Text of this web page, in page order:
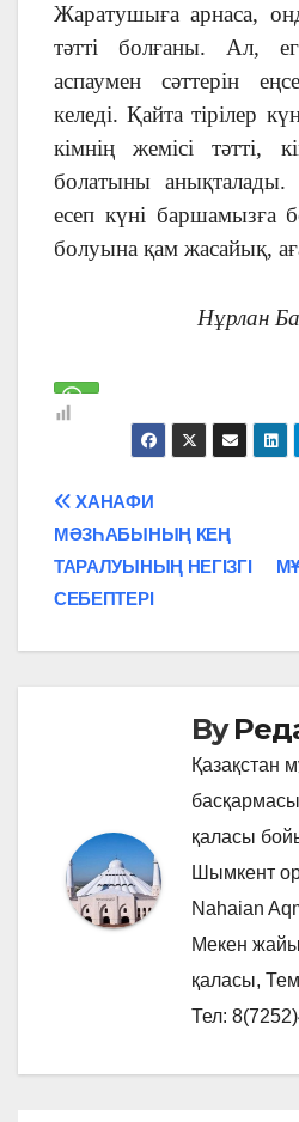
Жаратушыға арнаса,
тәтті болғаны. Ал,
аспаумен сәттерін
келеді. Қайта тірілер
кімнің жемісі тәтті,
болатыны
есеп күні баршамызға
болуына қам жасайық,
Нұрлан
Навигация
по
записям
ХАНАФИ
МӘЗҺАБЫНЫҢ КЕҢ
ТАРАЛУЫНЫҢ НЕГІЗГІ
СЕБЕПТЕРІ
By
Қазақстан
қаласы
Шымкент
Nahaian
Мекен
қаласы,
Тел: